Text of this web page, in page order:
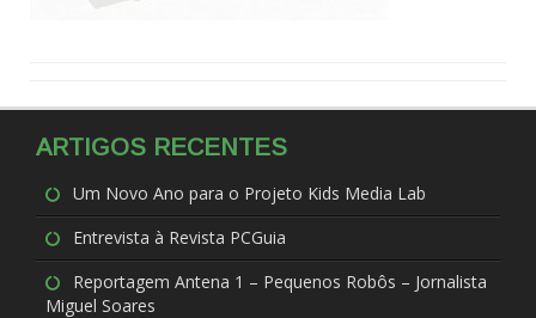
ARTIGOS RECENTES
Um Novo Ano para o Projeto Kids Media Lab
Entrevista à Revista PCGuia
Reportagem Antena 1 – Pequenos Robôs – Jornalista
Miguel Soares